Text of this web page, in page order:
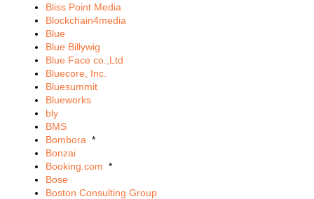
Bliss Point Media
Blockchain4media
Blue
Blue Billywig
Blue Face co.,Ltd
Bluecore, Inc.
Bluesummit
Blueworks
bly
BMS
Bombora *
Bonzai
Booking.com *
Bose
Boston Consulting Group